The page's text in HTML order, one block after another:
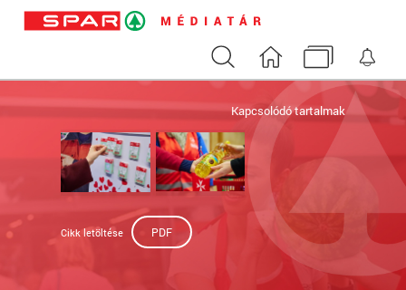
Keresés Nyitóoldal Médiatár
Kapcsolódó tartalmak
Cikk letöltése PDF